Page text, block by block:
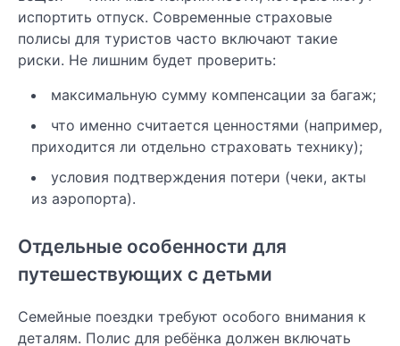
испортить отпуск. Современные страховые
полисы для туристов часто включают такие
риски. Не лишним будет проверить:
максимальную сумму компенсации за багаж;
что именно считается ценностями (например,
приходится ли отдельно страховать технику);
условия подтверждения потери (чеки, акты
из аэропорта).
Отдельные особенности для
путешествующих с детьми
Семейные поездки требуют особого внимания к
деталям. Полис для ребёнка должен включать